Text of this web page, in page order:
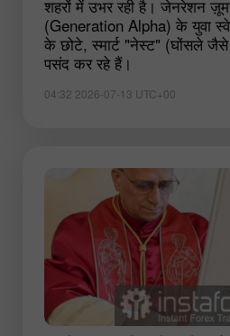
शहरों में उभर रही है। जेनरेशन
(Generation Alpha) के युवा
के छोटे, स्मार्ट "नेस्ट" (घोंसले
पसंद कर रहे हैं।
04:32 2026-07-13 UTC+00